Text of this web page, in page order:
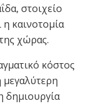
στοιχείο
καινοτομία
χώρας.
κόστος
μεγαλύτερη
δημιουργία